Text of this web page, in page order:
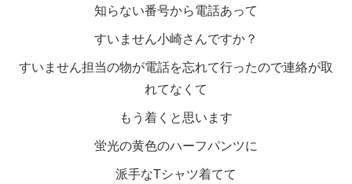
知らない番号から電話あって
すいません小崎さんですか？
すいません担当の物が電話を忘れて行ったので連絡が取
れてなくて
もう着くと思います
蛍光の黄色のハーフパンツに
派手なTシャツ着てて